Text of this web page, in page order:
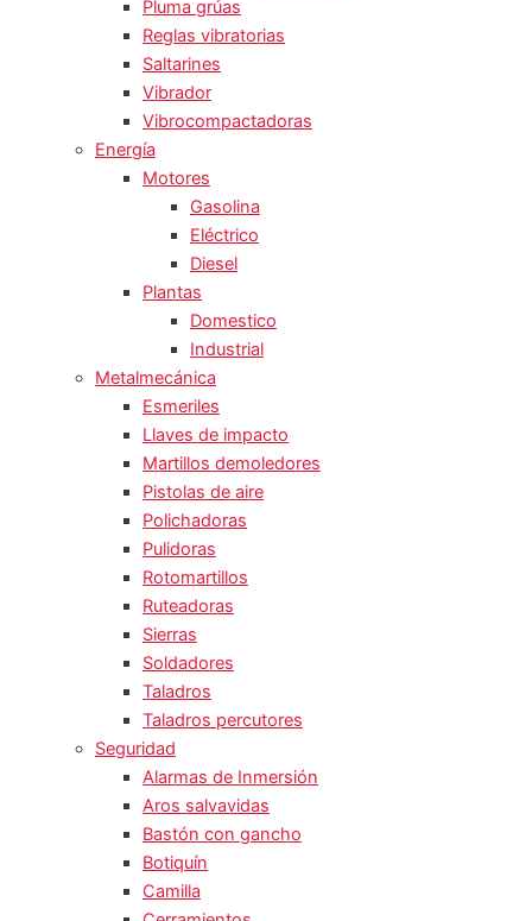
Pluma grúas
Reglas vibratorias
Saltarines
Vibrador
Vibrocompactadoras
Energía
Motores
Gasolina
Eléctrico
Diesel
Plantas
Domestico
Industrial
Metalmecánica
Esmeriles
Llaves de impacto
Martillos demoledores
Pistolas de aire
Polichadoras
Pulidoras
Rotomartillos
Ruteadoras
Sierras
Soldadores
Taladros
Taladros percutores
Seguridad
Alarmas de Inmersión
Aros salvavidas
Bastón con gancho
Botiquín
Camilla